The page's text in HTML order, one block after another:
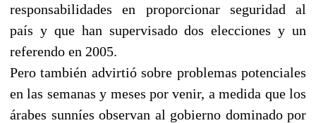
responsabilidades en proporcionar seguridad al
país y que han supervisado dos elecciones y un
referendo en 2005.
Pero también advirtió sobre problemas potenciales
en las semanas y meses por venir, a medida que los
árabes sunníes observan al gobierno dominado por